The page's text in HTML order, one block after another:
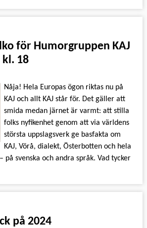
för Humorgruppen KAJ
kl. 18
Nåja! Hela Europas ögon riktas nu på
KAJ och allt KAJ står för. Det gäller att
smida medan järnet är varmt: att stilla
folks nyfikenhet genom att via världens
största uppslagsverk ge basfakta om
KAJ, Vörå, dialekt, Österbotten och hela
på svenska och andra språk. Vad tycker
på 2024